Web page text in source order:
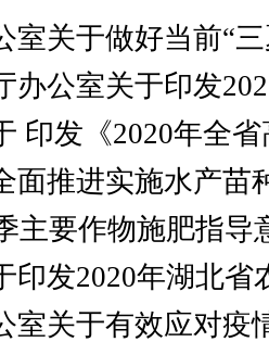
室关于做好当前“
办公室关于印发
印发《2020年全
面推进实施水产苗
主要作物施肥指导
印发2020年湖北
室关于有效应对疫